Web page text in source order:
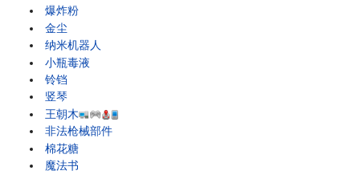
爆炸粉
金尘
纳米机器人
小瓶毒液
铃铛
竖琴
王朝木
非法枪械部件
棉花糖
魔法书